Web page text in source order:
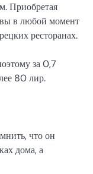
Приобретая
в любой момент
ресторанах.
за 0,7
80 лир.
что он
дома, а